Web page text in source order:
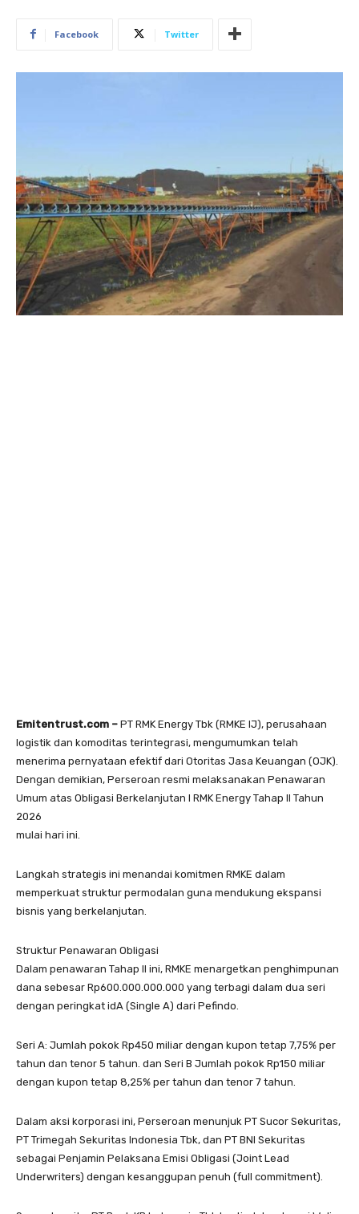
Facebook Twitter
Emitentrust.com – PT RMK Energy Tbk (RMKE IJ), perusahaan
logistik dan komoditas terintegrasi, mengumumkan telah
menerima pernyataan efektif dari Otoritas Jasa Keuangan (OJK).
Dengan demikian, Perseroan resmi melaksanakan Penawaran
Umum atas Obligasi Berkelanjutan I RMK Energy Tahap II Tahun
2026
mulai hari ini.
Langkah strategis ini menandai komitmen RMKE dalam
memperkuat struktur permodalan guna mendukung ekspansi
bisnis yang berkelanjutan.
Struktur Penawaran Obligasi
Dalam penawaran Tahap II ini, RMKE menargetkan penghimpunan
dana sebesar Rp600.000.000.000 yang terbagi dalam dua seri
dengan peringkat idA (Single A) dari Pefindo.
Seri A: Jumlah pokok Rp450 miliar dengan kupon tetap 7,75% per
tahun dan tenor 5 tahun. dan Seri B Jumlah pokok Rp150 miliar
dengan kupon tetap 8,25% per tahun dan tenor 7 tahun.
Dalam aksi korporasi ini, Perseroan menunjuk PT Sucor Sekuritas,
PT Trimegah Sekuritas Indonesia Tbk, dan PT BNI Sekuritas
sebagai Penjamin Pelaksana Emisi Obligasi (Joint Lead
Underwriters) dengan kesanggupan penuh (full commitment).